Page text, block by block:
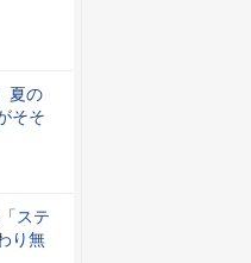
夏の
そそ
ステ
り無